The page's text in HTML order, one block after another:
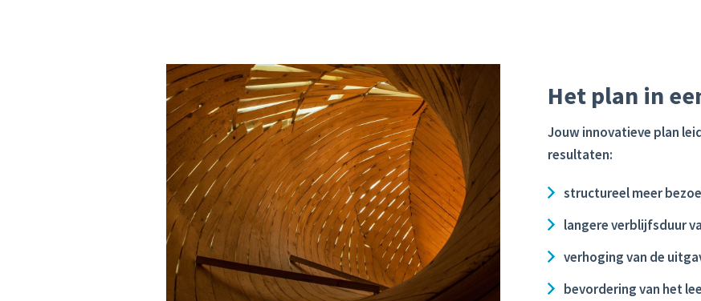
Het plan in
Jouw innovatieve plan
resultaten:
structureel meer
langere verblijfsduur
verhoging van de
bevordering van het